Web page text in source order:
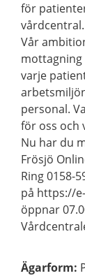
för
vårdcentral.
Vår
varje
personal.
för oss och
Nu har du
Frösjö
Ring 0158-
på https://
öppnar
Ägarform: